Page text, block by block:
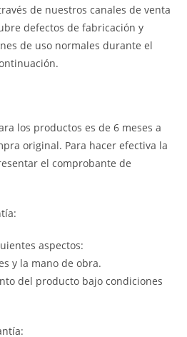
de nuestros canales de venta
defectos de fabricación y
de uso normales durante el
los productos es de 6 meses a
original. Para hacer efectiva la
el comprobante de
aspectos:
y la mano de obra.
del producto bajo condiciones